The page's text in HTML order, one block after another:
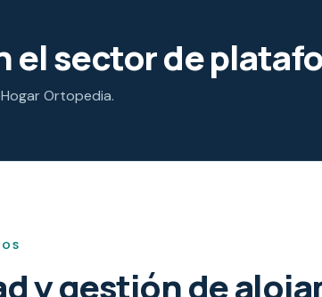
el sector de
Ortopedia.
y gestión de